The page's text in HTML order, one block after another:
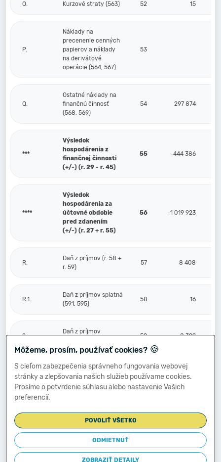
O. Kurzové straty (563) 52 15
P.
Náklady na
precenenie cenných
papierov a náklady
na derivátové
operácie (564, 567)
53
Q.
Ostatné náklady na
finančnú činnosť
(568, 569)
54 297 874
***
Výsledok
hospodárenia z
finančnej činnosti
(+/-) (r. 29 - r. 45)
55 -444 386
****
Výsledok
hospodárenia za
účtovné obdobie
pred zdanením
(+/-) (r. 27 + r. 55)
56 -1 019 923
R.
Daň z príjmov (r. 58 +
r. 59)
57 8 408
R.1.
Daň z príjmov splatná
(591, 595)
58 16
2.
Daň z príjmov
59 8 392
S.
Prevod podielov na
výsledku
hospodárenia
60
****
Výsledok
hospodárenia za
účtovné obdobie po
zdanení (+/-) (r. 56
61 -1 028 331
Môžeme, prosím, používať cookies? 🍪
S cieľom zabezpečenia správneho fungovania webovej
stránky a zlepšovania našich služieb používame cookies.
Prosíme o potvrdenie súhlasu alebo nastavenie Vašich
preferencií.
POVOLIŤ VŠETKO
ODMIETNUŤ
ZOBRAZIŤ DETAILY